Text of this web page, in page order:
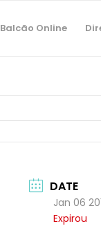
Balcão Online
DATE
Jan 06
Expirou